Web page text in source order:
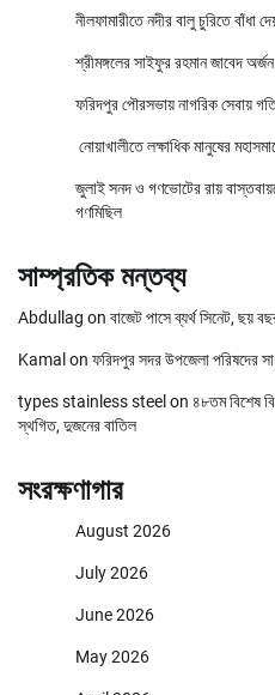
নীলফামারীতে নদীর বালু চুরিতে বাঁধা
শ্রীমঙ্গলের সাইফুর রহমান জাবেদ
ফরিদপুর পৌরসভায় নাগরিক সেবায়
নোয়াখালীতে লক্ষাধিক মানুষের
জুলাই সনদ ও গণভোটের রায়
গণমিছিল
সাম্প্রতিক মন্তব্য
Abdullag on বাজেট পাসে ব্যর্থ সিনেট, ছয়
Kamal on ফরিদপুর সদর উপজেলা পরিষদের
types stainless steel on ৪৮তম বিশেষ
স্থগিত, দুজনের বাতিল
সংরক্ষণাগার
August 2026
July 2026
June 2026
May 2026